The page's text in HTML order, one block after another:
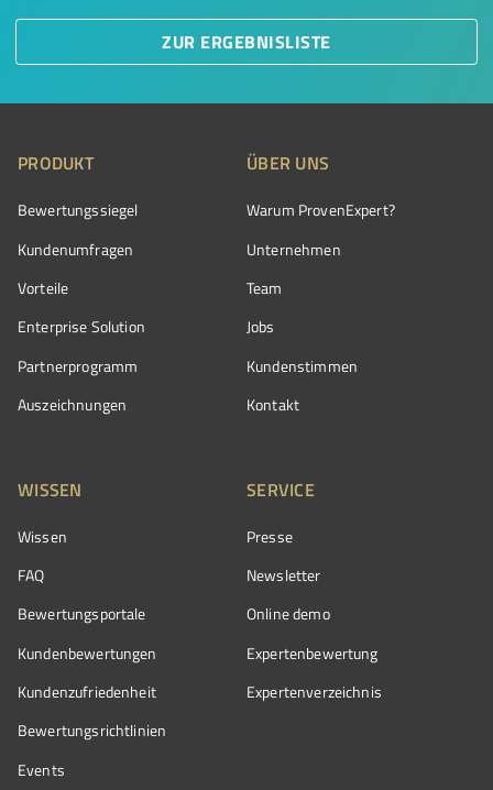
ZUR ERGEBNISLISTE
PRODUKT
Bewertungssiegel
Kundenumfragen
Vorteile
Enterprise Solution
Partnerprogramm
Auszeichnungen
ÜBER UNS
Warum ProvenExpert?
Unternehmen
Team
Jobs
Kundenstimmen
Kontakt
WISSEN
Wissen
FAQ
Bewertungsportale
Kundenbewertungen
Kundenzufriedenheit
Bewertungs­richtlinien
Events
SERVICE
Presse
Newsletter
Online demo
Expertenbewertung
Expertenverzeichnis